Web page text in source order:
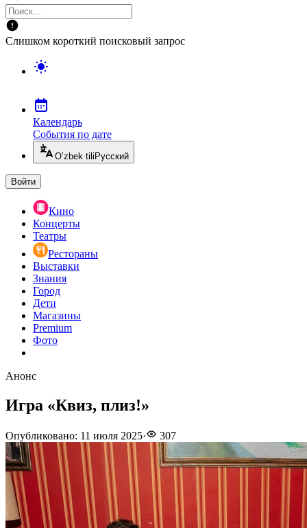
Слишком короткий поисковый запрос
Календарь
События по дате
O’zbek tili Русский
Войти
Кино
Концерты
Театры
Рестораны
Выставки
Знания
Город
Дети
Магазины
Premium
Фото
Анонс
Игра «Квиз, плиз!»
Опубликовано: 11 июля 2025· 307